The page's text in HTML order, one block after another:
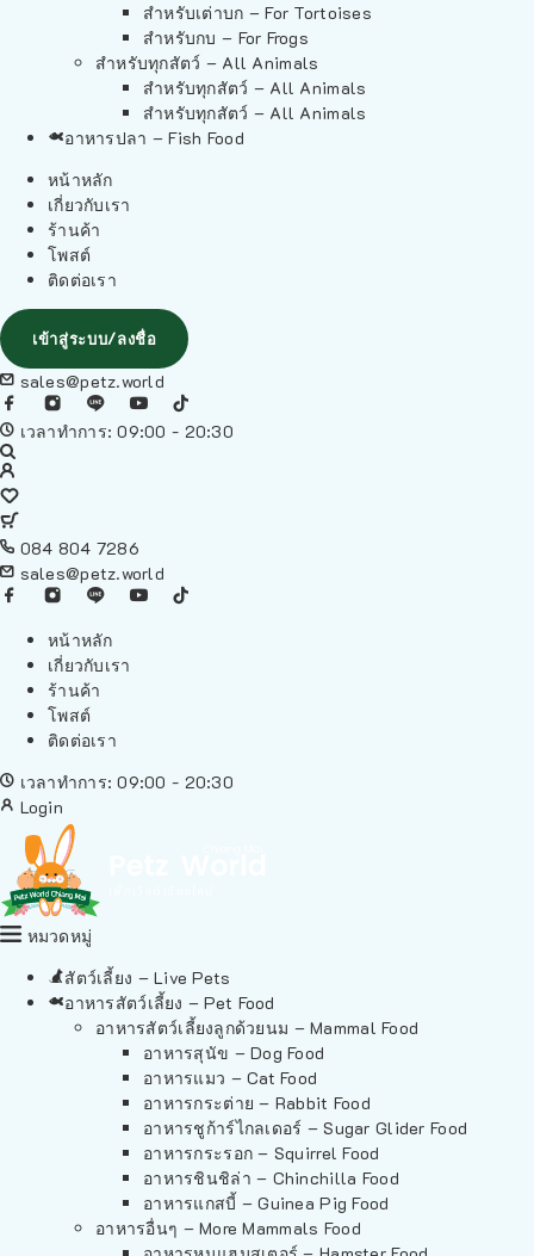
สำหรับเต่าบก – For Tortoises
สำหรับกบ – For Frogs
สำหรับทุกสัตว์ – All Animals
สำหรับทุกสัตว์ – All Animals
สำหรับทุกสัตว์ – All Animals
อาหารปลา – Fish Food
หน้าหลัก
เกี่ยวกับเรา
ร้านค้า
โพสต์
ติดต่อเรา
เข้าสู่ระบบ/ลงชื่อ
sales@petz.world
เวลาทำการ: 09:00 - 20:30
084 804 7286
sales@petz.world
หน้าหลัก
เกี่ยวกับเรา
ร้านค้า
โพสต์
ติดต่อเรา
เวลาทำการ: 09:00 - 20:30
Login
หมวดหมู่
สัตว์เลี้ยง – Live Pets
อาหารสัตว์เลี้ยง – Pet Food
อาหารสัตว์เลี้ยงลูกด้วยนม – Mammal Food
อาหารสุนัข – Dog Food
อาหารแมว – Cat Food
อาหารกระต่าย – Rabbit Food
อาหารชูก้าร์ไกลเดอร์ – Sugar Glider Food
อาหารกระรอก – Squirrel Food
อาหารชินชิล่า – Chinchilla Food
อาหารแกสบี้ – Guinea Pig Food
อาหารอื่นๆ – More Mammals Food